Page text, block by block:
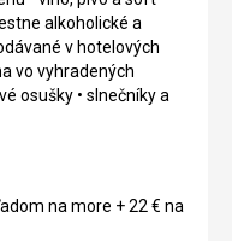
alkoholické a
v hotelových
vo vyhradených
osušky • slnečníky a
na more + 22 € na